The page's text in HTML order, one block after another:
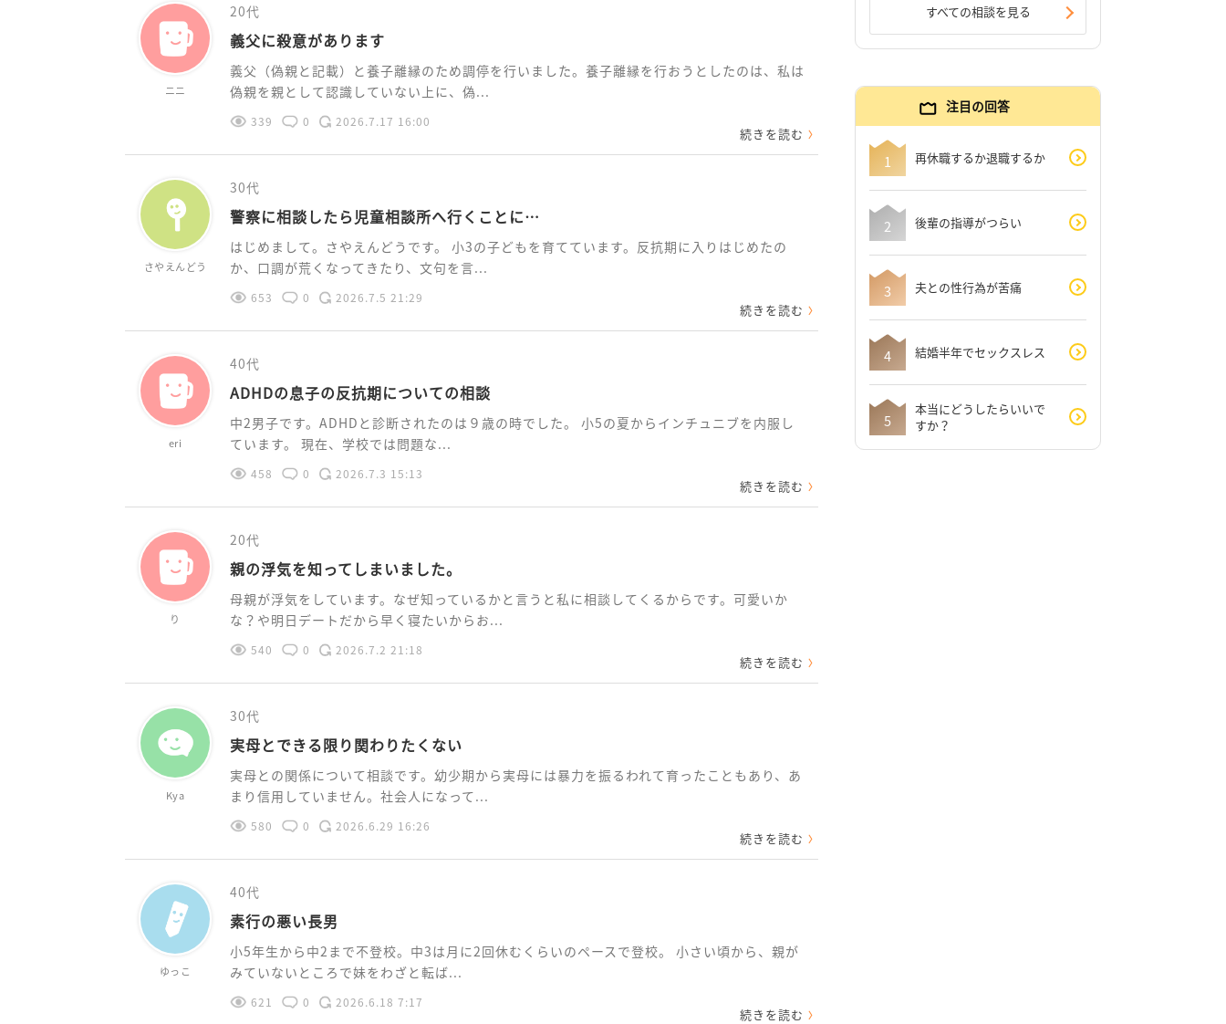
ニニ
20代
義父に殺意があります
義父（偽親と記載）と養子離縁のため調停を行いました。養子離縁を行おうとしたのは、私は
偽親を親として認識していない上に、偽...
339 0 2026.7.17 16:00
続きを読む
さやえんどう
30代
警察に相談したら児童相談所へ行くことに…
はじめまして。さやえんどうです。 小3の子どもを育てています。反抗期に入りはじめたの
か、口調が荒くなってきたり、文句を言...
653 0 2026.7.5 21:29
続きを読む
eri
40代
ADHDの息子の反抗期についての相談
中2男子です。ADHDと診断されたのは９歳の時でした。 小5の夏からインチュニブを内服し
ています。 現在、学校では問題な...
458 0 2026.7.3 15:13
続きを読む
り
20代
親の浮気を知ってしまいました。
母親が浮気をしています。なぜ知っているかと言うと私に相談してくるからです。可愛いか
な？や明日デートだから早く寝たいからお...
540 0 2026.7.2 21:18
続きを読む
Kya
30代
実母とできる限り関わりたくない
実母との関係について相談です。幼少期から実母には暴力を振るわれて育ったこともあり、あ
まり信用していません。社会人になって...
580 0 2026.6.29 16:26
続きを読む
ゆっこ
40代
素行の悪い長男
小5年生から中2まで不登校。中3は月に2回休むくらいのペースで登校。 小さい頃から、親が
みていないところで妹をわざと転ば...
621 0 2026.6.18 7:17
続きを読む
すべての相談を見る
注目の回答
再休職するか退職するか
後輩の指導がつらい
夫との性行為が苦痛
結婚半年でセックスレス
本当にどうしたらいいで
すか？